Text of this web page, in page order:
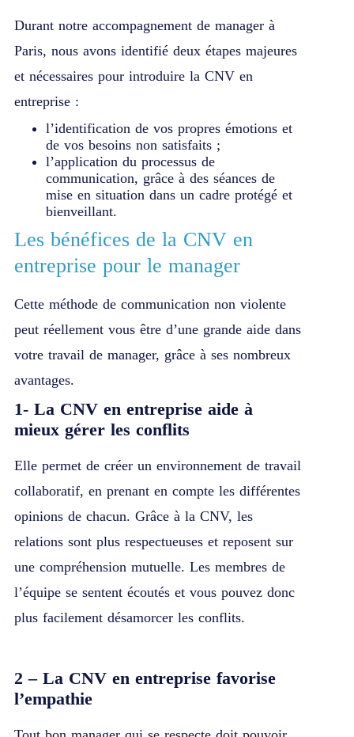
Durant notre accompagnement de manager à
Paris, nous avons identifié deux étapes majeures
et nécessaires pour introduire la CNV en
entreprise :
l’identification de vos propres émotions et
de vos besoins non satisfaits ;
l’application du processus de
communication, grâce à des séances de
mise en situation dans un cadre protégé et
bienveillant.
Les bénéfices de la CNV en
entreprise pour le manager
Cette méthode de communication non violente
peut réellement vous être d’une grande aide dans
votre travail de manager, grâce à ses nombreux
avantages.
1- La CNV en entreprise aide à
mieux gérer les conflits
Elle permet de créer un environnement de travail
collaboratif, en prenant en compte les différentes
opinions de chacun. Grâce à la CNV, les
relations sont plus respectueuses et reposent sur
une compréhension mutuelle. Les membres de
l’équipe se sentent écoutés et vous pouvez donc
plus facilement désamorcer les conflits.
2 – La CNV en entreprise favorise
l’empathie